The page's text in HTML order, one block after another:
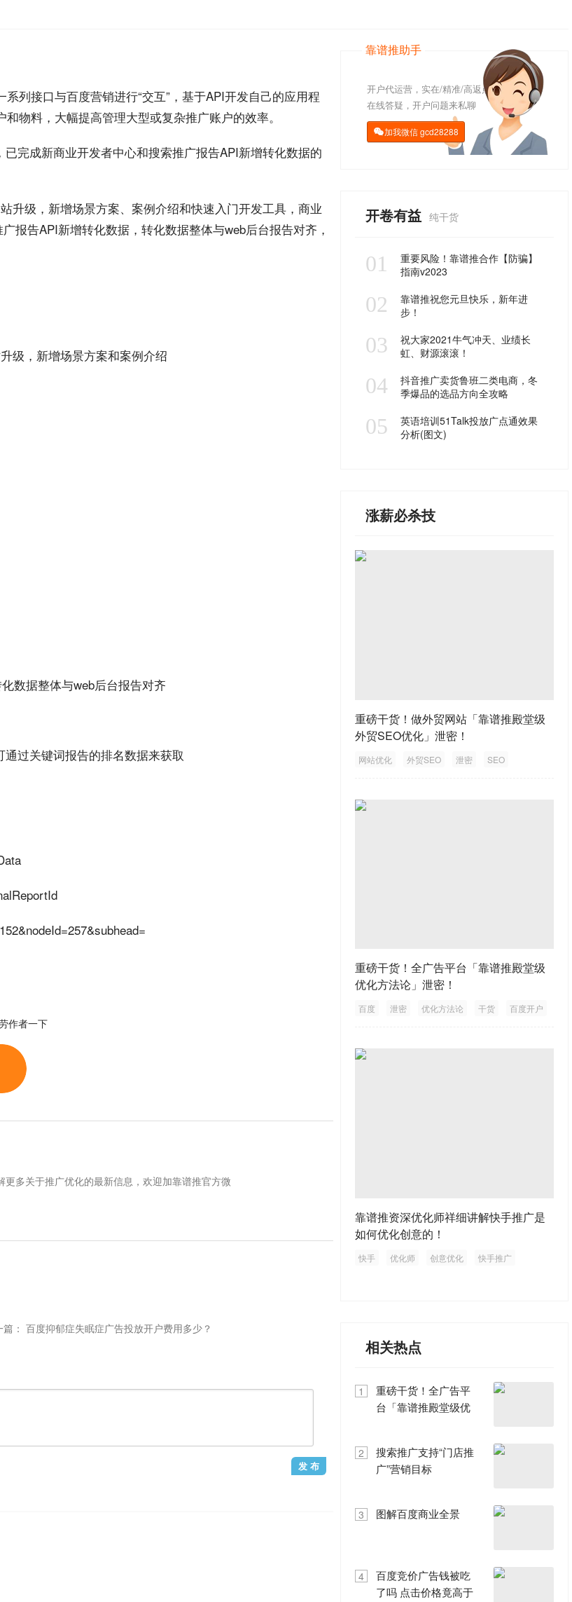
系列接口与百度营销进行“交互”，基于API开发自己的应用程
和物料，大幅提高管理大型或复杂推广账户的效率。
已完成新商业开发者中心和搜索推广报告API新增转化数据的
升级，新增场景方案、 案例介绍和快速入门开发工具，商业
广报告API新增转化数据，转化数据整体与web后台报告对齐，
级，新增场景方案和案例介绍
数据整体与web后台报告对齐
过关键词报告的排名数据来获取
作者一下
多关于推广优化的最新信息，欢迎加靠谱推官方微
： 百度抑郁症失眠症广告投放开户费用多少？
靠谱推助手
开户代运营，实在/精准/高返点
在线答疑，开户问题来私聊
加我微信gcd28288
开卷有益 纯干货
01
重要风险！靠谱推合作【防骗】
指南v2023
02
靠谱推祝您元旦快乐，新年进
步！
03
祝大家2021牛气冲天、业绩长
虹、财源滚滚！
04
抖音推广卖货鲁班二类电商，冬
季爆品的选品方向全攻略
05
英语培训51Talk投放广点通效果
分析(图文)
涨薪必杀技
重磅干货！做外贸网站「靠谱推殿堂级
外贸SEO优化」泄密！
网站优化 外贸SEO 泄密
SEO
重磅干货！全广告平台「靠谱推殿堂级
优化方法论」泄密！
百度 泄密 优化方法论 干货 百度开户
靠谱推资深优化师祥细讲解快手推广是
如何优化创意的！
快手 优化师 创意优化 快手推广
相关热点
1
重磅干货！全广告平
台「靠谱推殿堂级优
2
搜索推广支持“门店推
广”营销目标
3 图解百度商业全景
4
百度竞价广告钱被吃
了吗 点击价格竟高于